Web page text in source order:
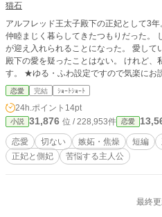
猫石
アルフレッド王太子殿下の正妃として3年。 私達は政略結婚という垣根を越
仲睦まじく暮らしてきたつもりだった。 しかし彼は王太子であるがため、側妃
が迎え入れられることになった。 愛しているのは私だけ。 そう言ってくださる
殿下の愛を疑ったことはない。 けれど、私の心は……。 ★作者の息抜き作品で
す。 ★ゆる・ふわ設定ですので気楽にお読みください。 ☆このお話は完全フィ
クションです、創作です、妄想の作り話
ンタジーだもんな、と、念頭に置いてお読みください。 ☆
です。イラッとしたり、ムカッとしたり
の作品を検索してお読みください。（自己防衛大事！）
多いのは、作者のせいです。頑張って音
ごめんなさ
恋愛 完結 ｼｮｰﾄｼｮｰﾄ
24h.ポイント 14pt
小説 31,876 位 / 228,953件 恋愛
恋愛 切ない 嫉妬・焦燥 短編
正妃と側妃
苦悩する主人公
最終